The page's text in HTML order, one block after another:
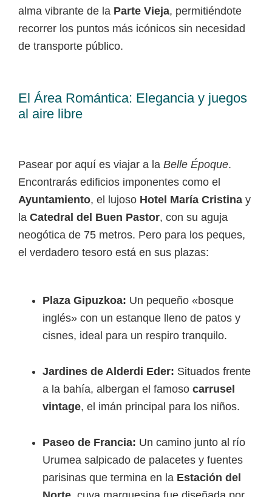
alma vibrante de la Parte Vieja, permitiéndote
recorrer los puntos más icónicos sin necesidad
de transporte público.
El Área Romántica: Elegancia y juegos
al aire libre
Pasear por aquí es viajar a la Belle Époque.
Encontrarás edificios imponentes como el
Ayuntamiento, el lujoso Hotel María Cristina y
la Catedral del Buen Pastor, con su aguja
neogótica de 75 metros. Pero para los peques,
el verdadero tesoro está en sus plazas:
Plaza Gipuzkoa: Un pequeño «bosque
inglés» con un estanque lleno de patos y
cisnes, ideal para un respiro tranquilo.
Jardines de Alderdi Eder: Situados frente
a la bahía, albergan el famoso carrusel
vintage, el imán principal para los niños.
Paseo de Francia: Un camino junto al río
Urumea salpicado de palacetes y fuentes
parisinas que termina en la Estación del